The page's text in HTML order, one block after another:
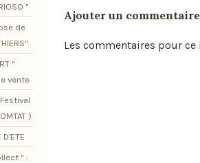
Ajouter un commentaire
Les commentaires pour
"
de
"
vente
)
" :